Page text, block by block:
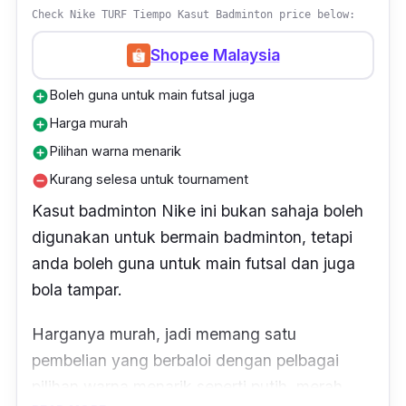
Check Nike TURF Tiempo Kasut Badminton price below:
Shopee Malaysia
add_circleBoleh guna untuk main futsal juga
add_circleHarga murah
add_circlePilihan warna menarik
remove_circleKurang selesa untuk tournament
Kasut badminton Nike ini bukan sahaja boleh
digunakan untuk bermain badminton, tetapi
anda boleh guna untuk main futsal dan juga
bola tampar.
Harganya murah, jadi memang satu
pembelian yang berbaloi dengan pelbagai
pilihan warna menarik seperti putih, merah,